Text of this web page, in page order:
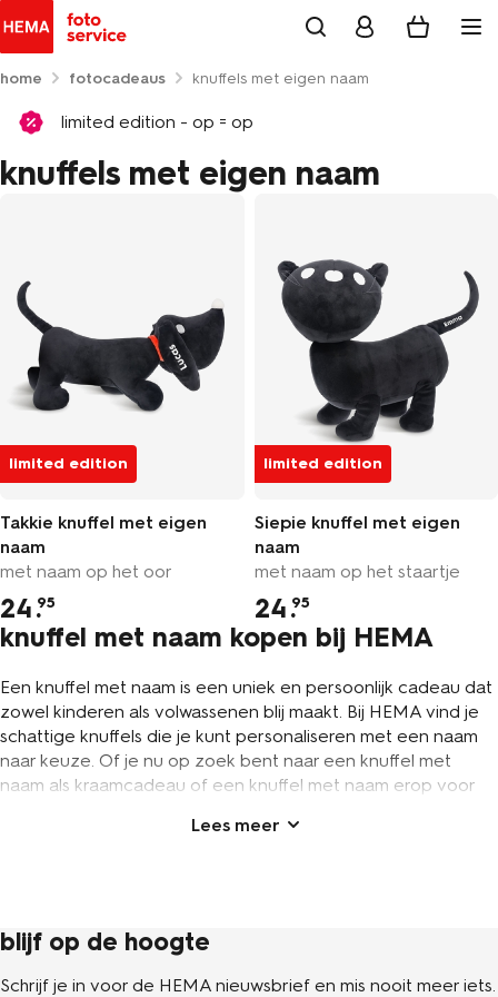
home fotocadeaus knuffels met eigen naam
limited edition - op = op
knuffels met eigen naam
limited edition
Takkie knuffel met eigen
naam
met naam op het oor
24.95
limited edition
Siepie knuffel met eigen
naam
met naam op het staartje
24.95
knuffel met naam kopen bij HEMA
Een knuffel met naam is een uniek en persoonlijk cadeau dat
zowel kinderen als volwassenen blij maakt. Bij HEMA vind je
schattige knuffels die je kunt personaliseren met een naam
naar keuze. Of je nu op zoek bent naar een knuffel met
naam als kraamcadeau of een knuffel met naam erop voor
opties zoals de vrolijke Takkie en de lieve Siepie. Een knuffel
leven lang mee gaat.
baby knuffel met naam als uniek
blijf op de hoogte
Schrijf je in voor de HEMA nieuwsbrief en mis nooit meer iets.